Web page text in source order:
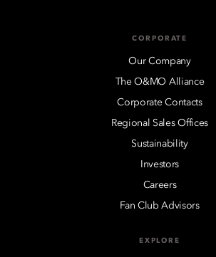
CORPORATE
Our Company
The O&MO Alliance
Corporate Contacts
Regional Sales Offices
Sustainability
Investors
Careers
Fan Club Advisors
EXPLORE